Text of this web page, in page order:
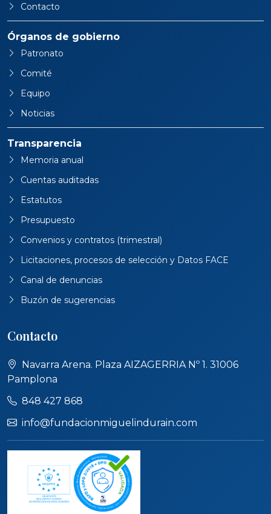
Contacto
Órganos de gobierno
Patronato
Comité
Equipo
Noticias
Transparencia
Memoria anual
Cuentas auditadas
Estatutos
Presupuesto
Convenios y contratos (trimestral)
Licitaciones, procesos de selección y Datos FACE
Canal de denuncias
Buzón de sugerencias
Contacto
Navarra Arena. Plaza AIZAGERRIA Nº 1. 31006
Pamplona
848 427 868
info@fundacionmiguelindurain.com